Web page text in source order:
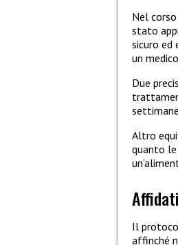
Nel
stato
sicuro
un
Due
Altro
quanto le
Il
affinché